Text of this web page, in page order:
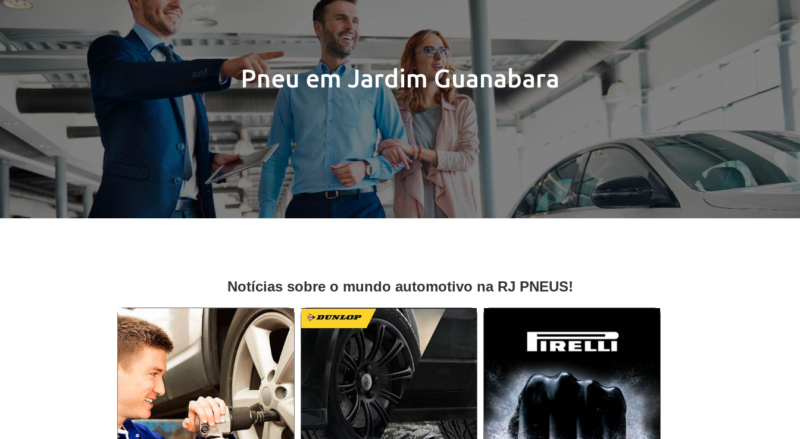
Pneu em Jardim Guanabara
Notícias sobre o mundo automotivo na RJ PNEUS!